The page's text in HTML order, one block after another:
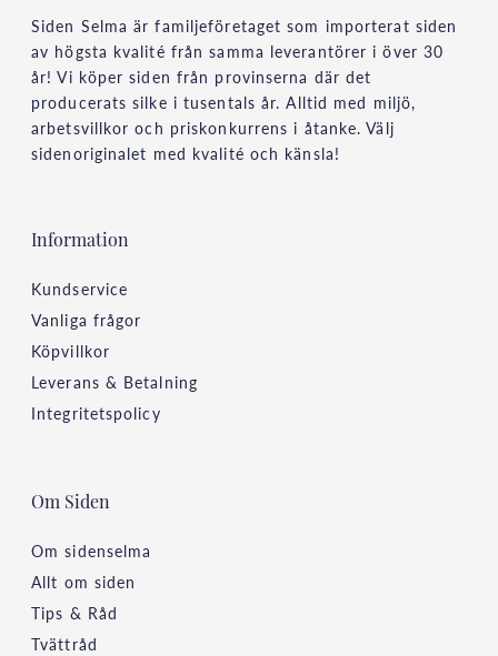
Siden Selma är familjeföretaget som importerat siden
av högsta kvalité från samma leverantörer i över 30
år! Vi köper siden från provinserna där det
producerats silke i tusentals år. Alltid med miljö,
arbetsvillkor och priskonkurrens i åtanke. Välj
sidenoriginalet med kvalité och känsla!
Information
Kundservice
Vanliga frågor
Köpvillkor
Leverans & Betalning
Integritetspolicy
Om Siden
Om sidenselma
Allt om siden
Tips & Råd
Tvättråd